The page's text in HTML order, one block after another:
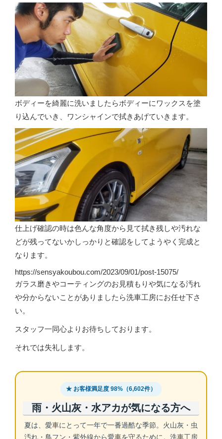
ボディーを綺麗に洗いましたらボディーにワックスを塗
り込んでいき、ワンシャインで拭きあげていきます。
仕上げ確認の時は色んな角度から見て拭き残しや汚れな
どが残ってないかしっかりと確認をしてようやく完成と
なります。
https://sensyakoubou.com/2023/09/01/post-15075/
ガラス磨きやコーティングのお見積もりや気になる汚れ
や分からないことがありましたら洗車工房にお任せ下さ
い。
スタッフ一同心よりお待ちしております。
それでは失礼します。
★ お客様満足度 98%（6,602件）
雨・火山灰・水アカが気になる方へ
夏は、愛車にとって一年で一番過酷な季節。火山灰・虫
汚れ・鳥フン・紫外線から愛車を守るために。洗車工房